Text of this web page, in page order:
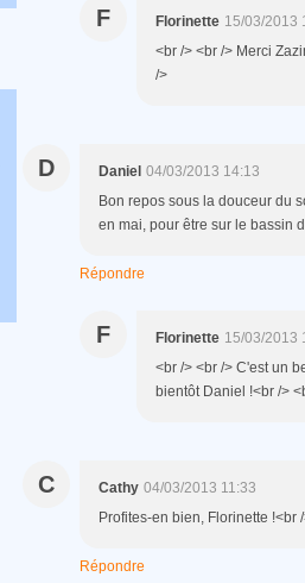
F Florinette 15/03/2013
<br /> <br /> Merci
/>
D Daniel 04/03/2013 14:13
Bon repos sous la douceur du
en mai, pour être sur le bassin
Répondre
F Florinette 15/03/2013
<br /> <br /> C'est un
bientôt Daniel !<br />
C Cathy 04/03/2013 11:33
Profites-en bien, Florinette !<br
Répondre